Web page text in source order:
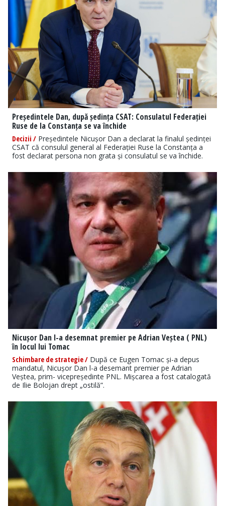
Președintele Dan, după ședința CSAT: Consulatul Federației
Ruse de la Constanța se va închide
Decizii / Președintele Nicușor Dan a declarat la finalul ședinței
CSAT că consulul general al Federației Ruse la Constanța a
fost declarat persona non grata și consulatul se va închide.
Nicușor Dan l-a desemnat premier pe Adrian Veștea ( PNL)
în locul lui Tomac
Schimbare de strategie / După ce Eugen Tomac și-a depus
mandatul, Nicușor Dan l-a desemant premier pe Adrian
Veștea, prim- vicepreședinte PNL. Mișcarea a fost catalogată
de Ilie Bolojan drept „ostilă”.